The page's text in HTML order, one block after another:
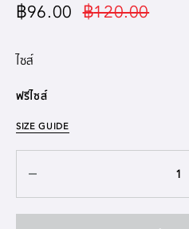
฿96.00 ฿120.00
ไซส์
ฟรีไซส์
SIZE GUIDE